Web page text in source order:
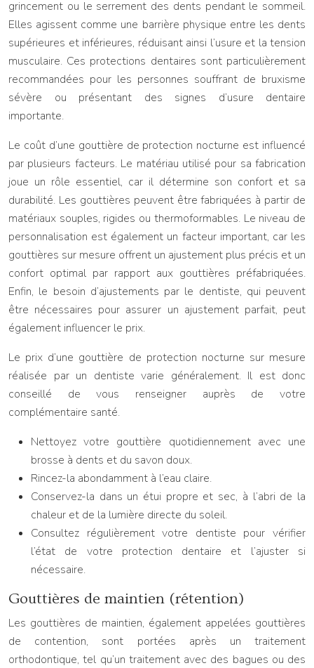
grincement ou le serrement des dents pendant le sommeil.
Elles agissent comme une barrière physique entre les dents
supérieures et inférieures, réduisant ainsi l’usure et la tension
musculaire. Ces protections dentaires sont particulièrement
recommandées pour les personnes souffrant de bruxisme
sévère ou présentant des signes d’usure dentaire
importante.
Le coût d’une gouttière de protection nocturne est influencé
par plusieurs facteurs. Le matériau utilisé pour sa fabrication
joue un rôle essentiel, car il détermine son confort et sa
durabilité. Les gouttières peuvent être fabriquées à partir de
matériaux souples, rigides ou thermoformables. Le niveau de
personnalisation est également un facteur important, car les
gouttières sur mesure offrent un ajustement plus précis et un
confort optimal par rapport aux gouttières préfabriquées.
Enfin, le besoin d’ajustements par le dentiste, qui peuvent
être nécessaires pour assurer un ajustement parfait, peut
également influencer le prix.
Le prix d’une gouttière de protection nocturne sur mesure
réalisée par un dentiste varie généralement. Il est donc
conseillé de vous renseigner auprès de votre
complémentaire santé.
Nettoyez votre gouttière quotidiennement avec une
brosse à dents et du savon doux.
Rincez-la abondamment à l’eau claire.
Conservez-la dans un étui propre et sec, à l’abri de la
chaleur et de la lumière directe du soleil.
Consultez régulièrement votre dentiste pour vérifier
l’état de votre protection dentaire et l’ajuster si
nécessaire.
Gouttières de maintien (rétention)
Les gouttières de maintien, également appelées gouttières
de contention, sont portées après un traitement
orthodontique, tel qu’un traitement avec des bagues ou des